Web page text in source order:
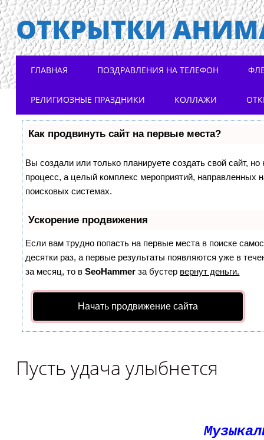
ОТКРЫТКИ
Main menu
ГЛАВНАЯ ПОЗДРАВЛЕНИЯ НА ТЕЛЕФОН
РЕЛИГИОЗНЫЕ ПРАЗДНИКИ КОЛЛАЖИ
Как продвинуть сайт на первые места?
Вы создали или только планируете создать свой сайт,
процесс, а целый комплекс мероприятий, направленных
поисковых системах.
Ускорение продвижения
Если вам трудно попасть на первые места в поиске
десятки раз, а первые результаты появляются уже в
за месяц, то вSeoHammer за бустер вернут деньги.
Начать продвижение сайта
Пусть удача улыбнется